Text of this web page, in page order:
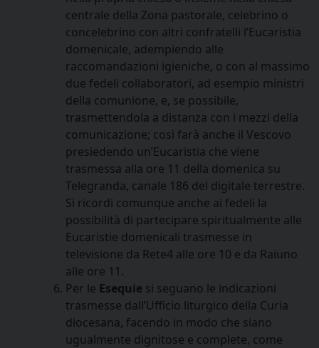
centrale della Zona pastorale, celebrino o
concelebrino con altri confratelli l’Eucaristia
domenicale, adempiendo alle
raccomandazioni igieniche, o con al massimo
due fedeli collaboratori, ad esempio ministri
della comunione, e, se possibile,
trasmettendola a distanza con i mezzi della
comunicazione; così farà anche il Vescovo
presiedendo un’Eucaristia che viene
trasmessa alla ore 11 della domenica su
Telegranda, canale 186 del digitale terrestre.
Si ricordi comunque anche ai fedeli la
possibilità di partecipare spiritualmente alle
Eucaristie domenicali trasmesse in
televisione da Rete4 alle ore 10 e da Raiuno
alle ore 11.
Per le Esequie si seguano le indicazioni
trasmesse dall’Ufficio liturgico della Curia
diocesana, facendo in modo che siano
ugualmente dignitose e complete, come